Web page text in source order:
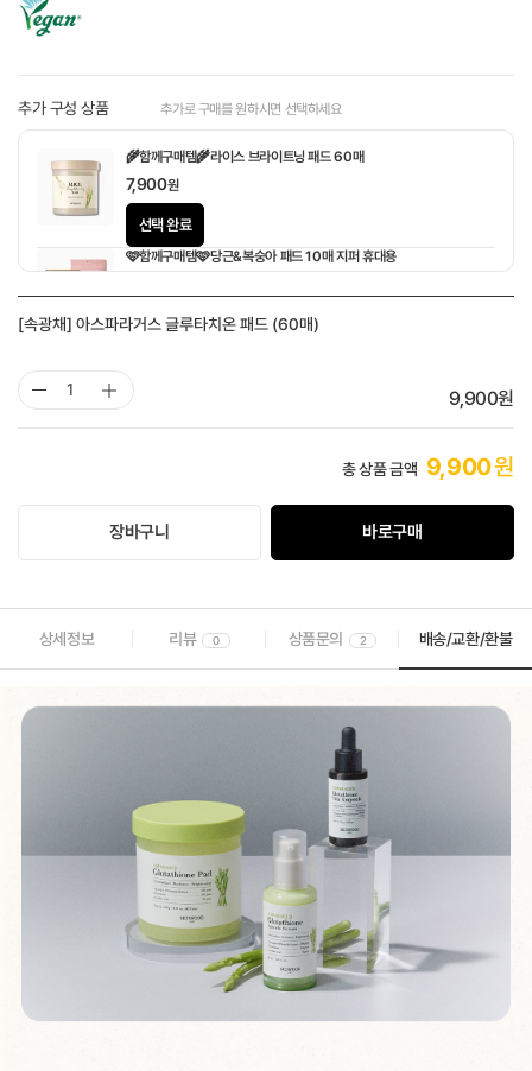
추가 구성 상품 추가로 구매를 원하시면 선택하세요
🌾함께구매템🌾라이스 브라이트닝 패드 60매
7,900원
선택 완료
🩷함께구매템🩷당근&복숭아 패드 10매 지퍼 휴대용
[속광채] 아스파라거스 글루타치온 패드 (60매)
9,900원
총 상품 금액 9,900원
장바구니 바로구매
상세정보 리뷰 0 상품문의 2 배송/교환/환불